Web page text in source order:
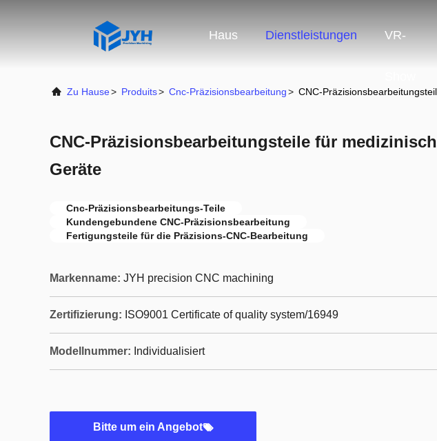
Haus Dienstleistungen VR-
Zu Hause> Produits> Cnc-Präzisionsbearbeitung> CNC-
CNC-Präzisionsbearbeitungsteile für
Geräte
Cnc-Präzisionsbearbeitungs-Teile
Kundengebundene CNC-Präzisionsbearbeitung
Fertigungsteile für die Präzisions-CNC-Bearbeitung
Markenname: JYH precision CNC machining
Zertifizierung: ISO9001 Certificate of quality system/16949
Modellnummer: Individualisiert
Bitte um ein Angebot